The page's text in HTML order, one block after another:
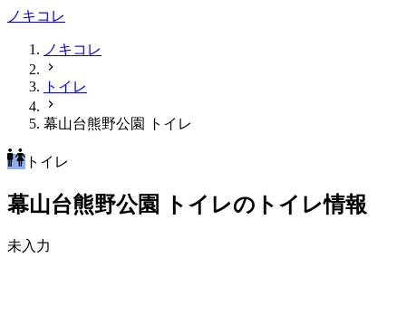
ノキコレ
ノキコレ
トイレ
幕山台熊野公園 トイレ
トイレ
幕山台熊野公園 トイレのトイレ情報
未入力